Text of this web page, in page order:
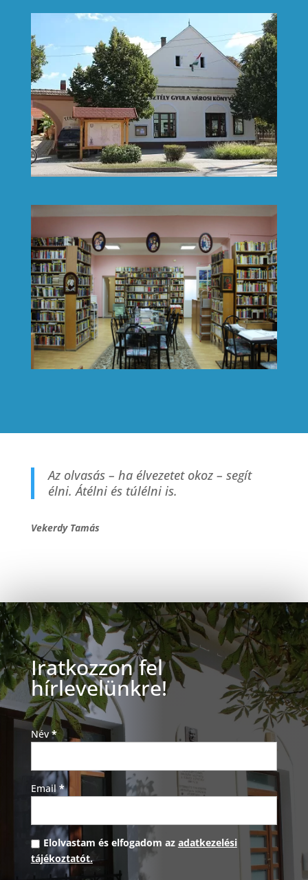
Az olvasás – ha élvezetet okoz – segít
élni. Átélni és túlélni is.
Vekerdy Tamás
Iratkozzon fel
hírlevelünkre!
Név*
Email*
Elolvastam és elfogadom az adatkezelési
tájékoztatót.